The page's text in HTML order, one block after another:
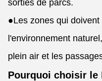
sorties de parcs.
●Les zones qui
l'environnement
plein air et les
Pourquoi choisir le